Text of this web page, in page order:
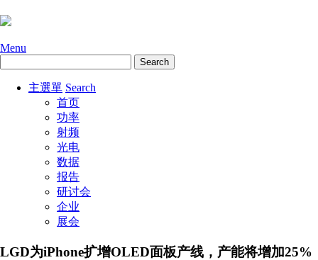
Menu
主選單 Search
首页
功率
射频
光电
数据
报告
研讨会
企业
展会
LGD为iPhone扩增OLED面板产线，产能将增加25%